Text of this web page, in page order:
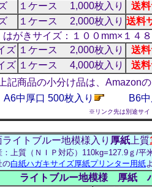
１ケース 1,000枚入り
送
１ケース 2,000枚入り 送料
はがきサイズ：１００mm×１
ズ １ケース 2,000枚入り
送
ズ １ケース 4,000枚入り
送
上記商品の小分け品は、Amazon
A6中厚口 500枚入り
B6
※リンク先は別途サイ
イトブルー地模様入り 厚紙 上質
：上質（ＮＩＰ対応）110kg=127.9ｇ
白紙ハガキサイズ厚紙プリンター用紙
ライトブルー地模様 厚紙